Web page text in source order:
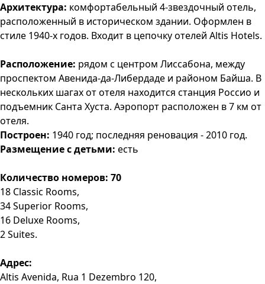
Архитектура: комфортабельный 4-звездочный отель,
расположенный в историческом здании. Оформлен в
стиле 1940-х годов. Входит в цепочку отелей Altis Hotels.
Расположение: рядом с центром Лиссабона, между
проспектом Авенида-да-Либердаде и районом Байша. В
нескольких шагах от отеля находится станция Россио и
подъемник Санта Хуста. Аэропорт расположен в 7 км от
отеля.
Построен: 1940 год; последняя реновация - 2010 год.
Размещение с детьми: есть
Количество номеров: 70
18 Classic Rooms,
34 Superior Rooms,
16 Deluxe Rooms,
2 Suites.
Адрес:
Altis Avenida, Rua 1 Dezembro 120,